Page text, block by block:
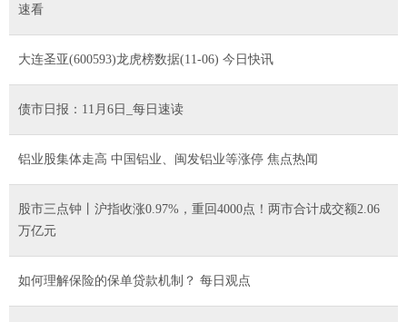
速看
大连圣亚(600593)龙虎榜数据(11-06) 今日快讯
债市日报：11月6日_每日速读
铝业股集体走高 中国铝业、闽发铝业等涨停 焦点热闻
股市三点钟丨沪指收涨0.97%，重回4000点！两市合计成交额2.06
万亿元
如何理解保险的保单贷款机制？ 每日观点